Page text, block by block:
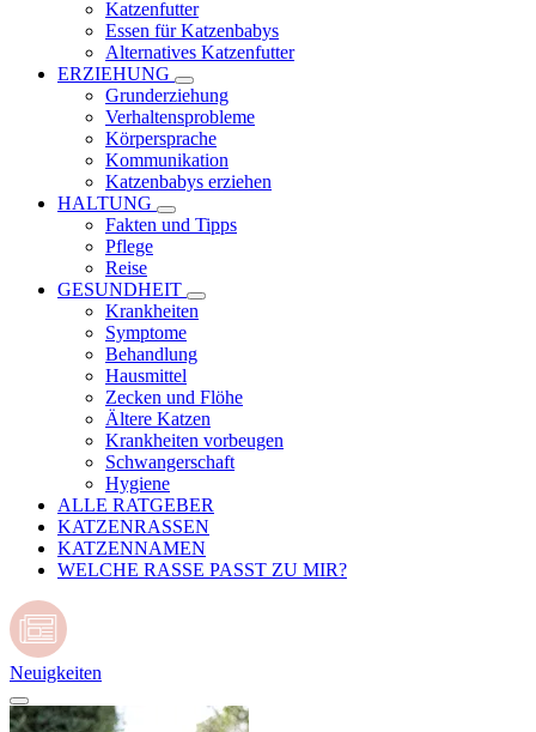
Katzenfutter
Essen für Katzenbabys
Alternatives Katzenfutter
ERZIEHUNG
Grunderziehung
Verhaltensprobleme
Körpersprache
Kommunikation
Katzenbabys erziehen
HALTUNG
Fakten und Tipps
Pflege
Reise
GESUNDHEIT
Krankheiten
Symptome
Behandlung
Hausmittel
Zecken und Flöhe
Ältere Katzen
Krankheiten vorbeugen
Schwangerschaft
Hygiene
ALLE RATGEBER
KATZENRASSEN
KATZENNAMEN
WELCHE RASSE PASST ZU MIR?
Neuigkeiten